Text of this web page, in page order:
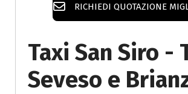
RICHIEDI QUOTAZIONE
Taxi San Siro -
Seveso e